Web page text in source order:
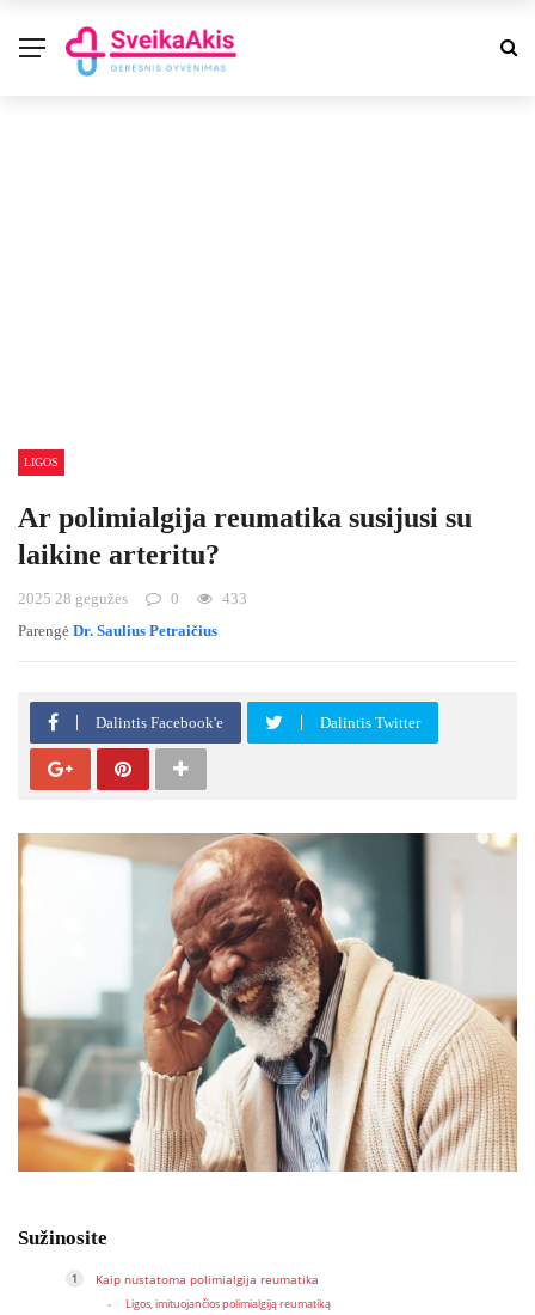
LIGOS
Ar polimialgija reumatika susijusi su
laikine arteritu?
2025 28 gegužės 0
433
Parengė Dr. Saulius Petraičius
Dalintis Facebook'e Dalintis Twitter
Sužinosite
Kaip nustatoma polimialgija reumatika
Ligos, imituojančios polimialgiją reumatiką